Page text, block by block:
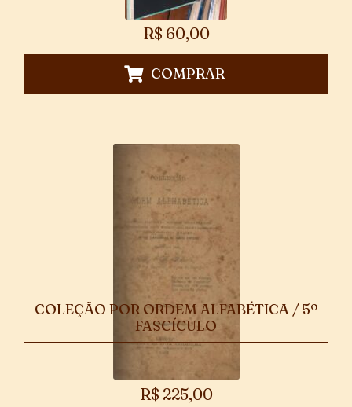
R$ 60,00
COMPRAR
COLEÇÃO POR ORDEM ALFABÉTICA / 5º
FASCÍCULO
R$ 225,00